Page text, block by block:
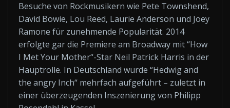
Besuche von Rockmusikern wie Pete Townshend,
David Bowie, Lou Reed, Laurie Anderson und Joey
Ramone für zunehmende Popularität. 2014
erfolgte gar die Premiere am Broadway mit “How
I Met Your Mother“-Star Neil Patrick Harris in der
Hauptrolle. In Deutschland wurde “Hedwig and
the angry Inch“ mehrfach aufgeführt – zuletzt in
einer überzeugenden Inszenierung von Philipp